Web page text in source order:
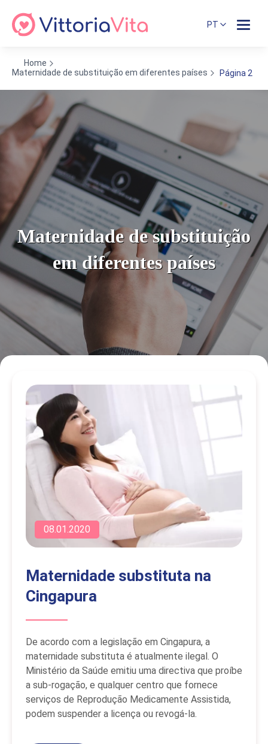
PT
Home
Maternidade de substituição em diferentes países
Página 2
Maternidade de substituição
em diferentes países
08.01.2020
Maternidade substituta na
Cingapura
De acordo com a legislação em Cingapura, a
maternidade substituta é atualmente ilegal. O
Ministério da Saúde emitiu uma directiva que proíbe
a sub-rogação, e qualquer centro que fornece
serviços de Reprodução Medicamente Assistida,
podem suspender a licença ou revogá-la.